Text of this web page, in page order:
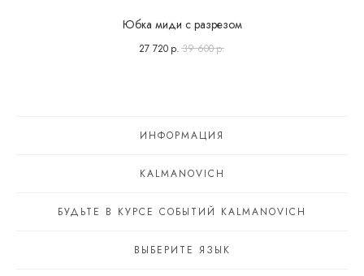
Юбка миди с разрезом
27 720 р. 39 600р.
ИНФОРМАЦИЯ
KALMANOVICH
БУДЬТЕ В КУРСЕ СОБЫТИЙ KALMANOVICH
ВЫБЕРИТЕ ЯЗЫК